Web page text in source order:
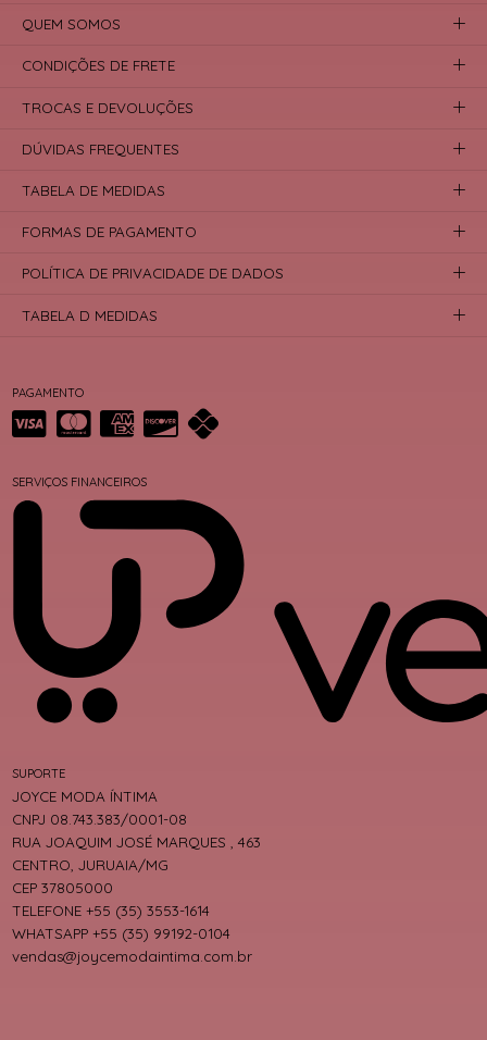
PAGAMENTO
SERVIÇOS FINANCEIROS
SUPORTE
JOYCE MODA ÍNTIMA
CNPJ 08.743.383/0001-08
RUA JOAQUIM JOSÉ MARQUES , 463
CENTRO, JURUAIA/MG
CEP 37805000
TELEFONE +55 (35) 3553-1614
WHATSAPP +55 (35) 99192-0104
vendas@joycemodaintima.com.br
QUEM SOMOS
CONDIÇÕES DE FRETE
TROCAS E DEVOLUÇÕES
DÚVIDAS FREQUENTES
TABELA DE MEDIDAS
FORMAS DE PAGAMENTO
POLÍTICA DE PRIVACIDADE DE DADOS
TABELA D MEDIDAS